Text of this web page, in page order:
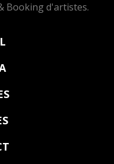
Booking d'artistes.